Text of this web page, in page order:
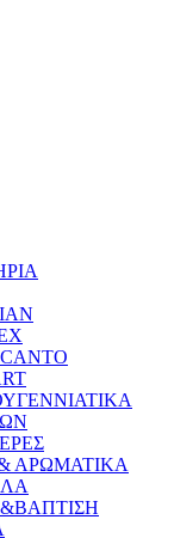
ΑΡΩΜΑΤΙΚΑ